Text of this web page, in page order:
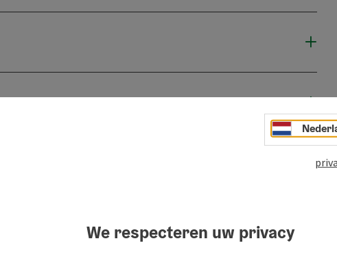
We respecteren uw privacy